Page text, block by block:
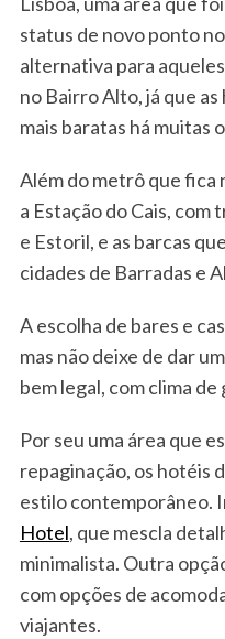
status de novo ponto
alternativa para
no Bairro Alto, já que
mais baratas há muitas
Além do metrô que fica
a Estação do Cais, com
e Estoril, e as barcas
cidades de Barradas e
A escolha de bares e
mas não deixe de dar
bem legal, com clima
Por seu uma área que
repaginação, os hotéis
estilo contemporâneo.
Hotel, que mescla
minimalista. Outra
com opções de
viajantes.